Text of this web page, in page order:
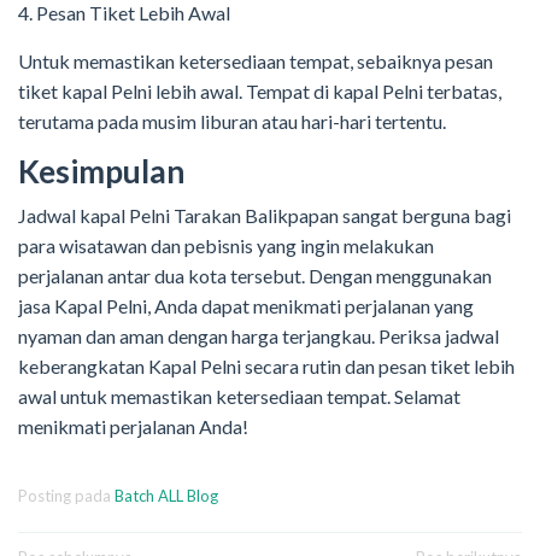
4. Pesan Tiket Lebih Awal
Untuk memastikan ketersediaan tempat, sebaiknya pesan
tiket kapal Pelni lebih awal. Tempat di kapal Pelni terbatas,
terutama pada musim liburan atau hari-hari tertentu.
Kesimpulan
Jadwal kapal Pelni Tarakan Balikpapan sangat berguna bagi
para wisatawan dan pebisnis yang ingin melakukan
perjalanan antar dua kota tersebut. Dengan menggunakan
jasa Kapal Pelni, Anda dapat menikmati perjalanan yang
nyaman dan aman dengan harga terjangkau. Periksa jadwal
keberangkatan Kapal Pelni secara rutin dan pesan tiket lebih
awal untuk memastikan ketersediaan tempat. Selamat
menikmati perjalanan Anda!
Posting pada Batch ALL Blog